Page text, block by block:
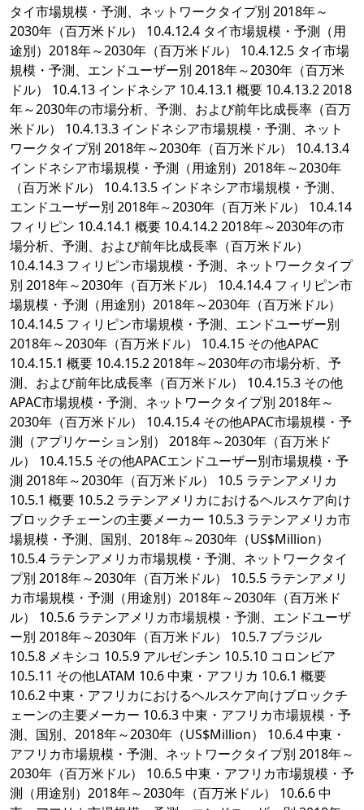
タイ市場規模・予測、ネットワークタイプ別 2018年～
2030年（百万米ドル） 10.4.12.4 タイ市場規模・予測（用
途別）2018年～2030年（百万米ドル） 10.4.12.5 タイ市場
規模・予測、エンドユーザー別 2018年～2030年（百万米
ドル） 10.4.13 インドネシア 10.4.13.1 概要 10.4.13.2 2018
年～2030年の市場分析、予測、および前年比成長率（百万
米ドル） 10.4.13.3 インドネシア市場規模・予測、ネット
ワークタイプ別 2018年～2030年（百万米ドル） 10.4.13.4
インドネシア市場規模・予測（用途別）2018年～2030年
（百万米ドル） 10.4.13.5 インドネシア市場規模・予測、
エンドユーザー別 2018年～2030年（百万米ドル） 10.4.14
フィリピン 10.4.14.1 概要 10.4.14.2 2018年～2030年の市
場分析、予測、および前年比成長率（百万米ドル）
10.4.14.3 フィリピン市場規模・予測、ネットワークタイプ
別 2018年～2030年（百万米ドル） 10.4.14.4 フィリピン市
場規模・予測（用途別）2018年～2030年（百万米ドル）
10.4.14.5 フィリピン市場規模・予測、エンドユーザー別
2018年～2030年（百万米ドル） 10.4.15 その他APAC
10.4.15.1 概要 10.4.15.2 2018年～2030年の市場分析、予
測、および前年比成長率（百万米ドル） 10.4.15.3 その他
APAC市場規模・予測、ネットワークタイプ別 2018年～
2030年（百万米ドル） 10.4.15.4 その他APAC市場規模・予
測（アプリケーション別） 2018年～2030年（百万米ド
ル） 10.4.15.5 その他APACエンドユーザー別市場規模・予
測 2018年～2030年（百万米ドル） 10.5 ラテンアメリカ
10.5.1 概要 10.5.2 ラテンアメリカにおけるヘルスケア向け
ブロックチェーンの主要メーカー 10.5.3 ラテンアメリカ市
場規模・予測、国別、2018年～2030年（US$Million）
10.5.4 ラテンアメリカ市場規模・予測、ネットワークタイ
プ別 2018年～2030年（百万米ドル） 10.5.5 ラテンアメリ
カ市場規模・予測（用途別）2018年～2030年（百万米ド
ル） 10.5.6 ラテンアメリカ市場規模・予測、エンドユーザ
ー別 2018年～2030年（百万米ドル） 10.5.7 ブラジル
10.5.8 メキシコ 10.5.9 アルゼンチン 10.5.10 コロンビア
10.5.11 その他LATAM 10.6 中東・アフリカ 10.6.1 概要
10.6.2 中東・アフリカにおけるヘルスケア向けブロックチ
ェーンの主要メーカー 10.6.3 中東・アフリカ市場規模・予
測、国別、2018年～2030年（US$Million） 10.6.4 中東・
アフリカ市場規模・予測、ネットワークタイプ別 2018年～
2030年（百万米ドル） 10.6.5 中東・アフリカ市場規模・予
測（用途別）2018年～2030年（百万米ドル） 10.6.6 中